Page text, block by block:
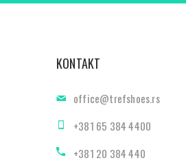
KONTAKT
office@trefshoes.rs
+381 65 384 4400
+381 20 384 440